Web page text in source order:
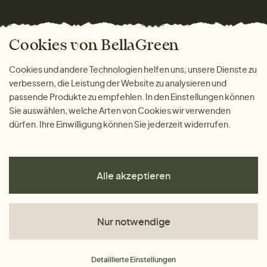
Das freundliche Magazin
Geschenke
Warum bei uns einkaufen
ZAHLUNGSMÖGLICHKEITEN
Impressum Cookies
Cookies von BellaGreen
Cookies und andere Technologien helfen uns, unsere Dienste zu
verbessern, die Leistung der Website zu analysieren und
passende Produkte zu empfehlen. In den Einstellungen können
Sie auswählen, welche Arten von Cookies wir verwenden
dürfen. Ihre Einwilligung können Sie jederzeit widerrufen.
Alle akzeptieren
Nur notwendige
Detaillierte Einstellungen